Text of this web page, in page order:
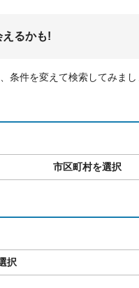
るかも!
条件を変えて検索してみまし
市区町村を選択
択